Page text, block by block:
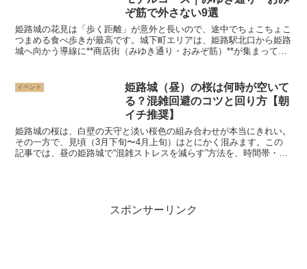
ぞ筋で外さない9選
姫路城の花見は「歩く距離」が意外と長いので、途中でちょこちょこ
つまめる食べ歩きが最高です。城下町エリアは、姫路駅北口から姫路
城へ向かう導線に**商店街（みゆき通り・おみぞ筋）**が集まってい
イベント
姫路城（昼）の桜は何時が空いて
る？混雑回避のコツと回り方【朝
イチ推奨】
姫路城の桜は、白壁の天守と淡い桜色の組み合わせが本当にきれい。
その一方で、見頃（3月下旬〜4月上旬）はとにかく混みます。この
記事では、昼の姫路城で“混雑ストレスを減らす”方法を、時間帯・お
スポンサーリンク